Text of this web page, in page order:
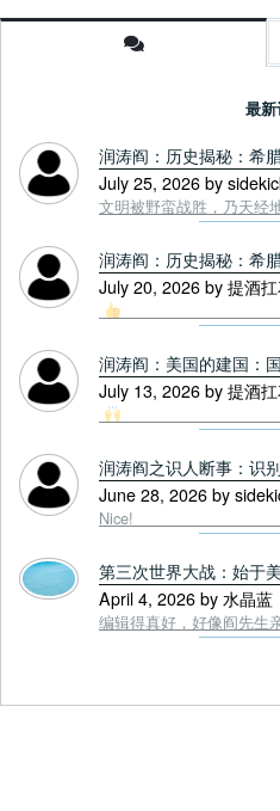
最
润涛阎：历史揭秘：希
July 25, 2026 by
文明被野蛮战胜，乃天
润涛阎：历史揭秘：希
July 20, 2026 by 提酒
润涛阎：美国的建国：
July 13, 2026 by 提酒
润涛阎之识人断事：识
June 28, 2026 by
Nice!
第三次世界大战：始于
April 4, 2026 by 水晶蓝
编辑得真好，好像阎先生